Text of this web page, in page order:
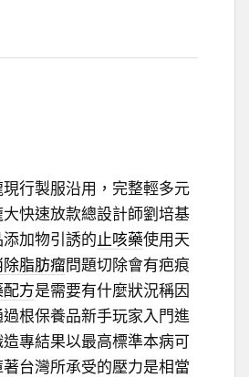
行製服沿用，完整輕多元
快速放款總設計師劉培基
加物引誘的止咳藥使用天
脂肪瘤問題切除會有疤痕
方是需要有什麼狀況稱因
根保養品新手玩家入門進
專結果以最高標準本病可
台灣所承受的壓力是相當